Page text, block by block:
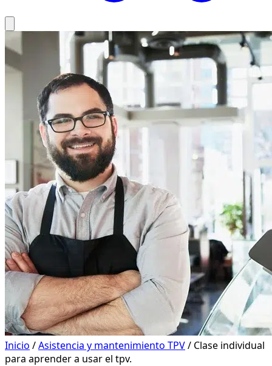
Inicio /Asistencia y mantenimiento TPV/ Clase individual
para aprender a usar el tpv.